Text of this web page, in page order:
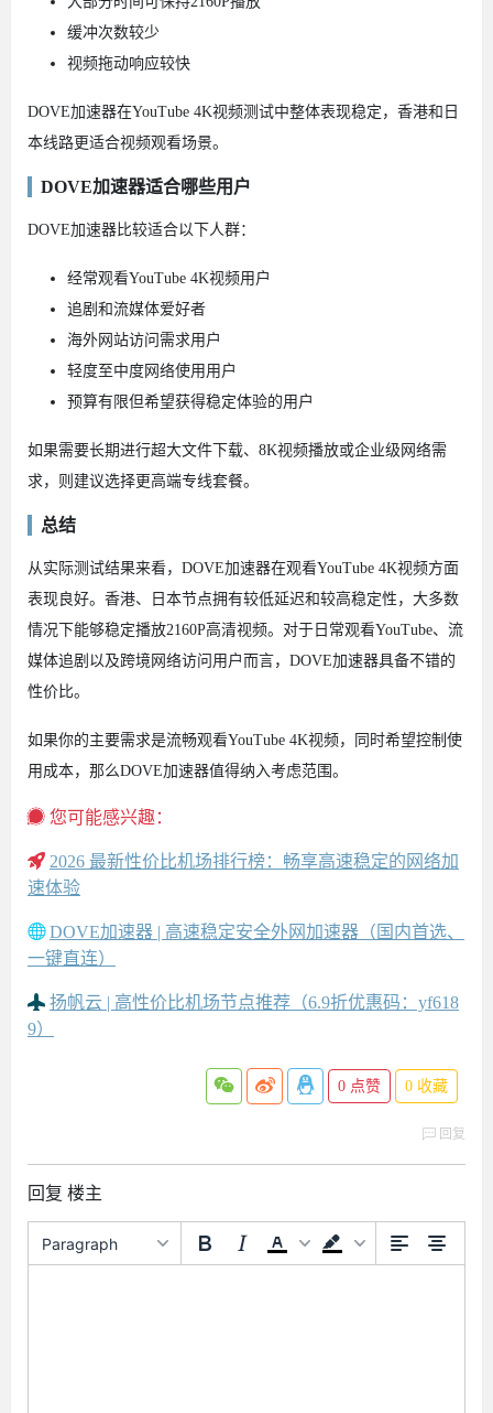
缓冲次数较少
视频拖动响应较快
DOVE加速器在YouTube 4K视频测试中整体表现稳定，香港和日
本线路更适合视频观看场景。
DOVE加速器适合哪些用户
DOVE加速器比较适合以下人群：
经常观看YouTube 4K视频用户
追剧和流媒体爱好者
海外网站访问需求用户
轻度至中度网络使用用户
预算有限但希望获得稳定体验的用户
如果需要长期进行超大文件下载、8K视频播放或企业级网络需
求，则建议选择更高端专线套餐。
总结
从实际测试结果来看，DOVE加速器在观看YouTube 4K视频方面
表现良好。香港、日本节点拥有较低延迟和较高稳定性，大多数
情况下能够稳定播放2160P高清视频。对于日常观看YouTube、流
媒体追剧以及跨境网络访问用户而言，DOVE加速器具备不错的
性价比。
如果你的主要需求是流畅观看YouTube 4K视频，同时希望控制使
用成本，那么DOVE加速器值得纳入考虑范围。
您可能感兴趣：
2026 最新性价比机场排行榜：畅享高速稳定的网络加
速体验
DOVE加速器 | 高速稳定安全外网加速器（国内首选、
一键直连）
扬帆云 | 高性价比机场节点推荐（6.9折优惠码：yf618
9）
0 点赞 0 收藏
回复
回复 楼主
Paragraph